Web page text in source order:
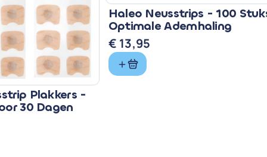
Plakkers -
30 Dagen
Haleo Neusstrips - 100
Optimale Ademhaling
€ 13,95